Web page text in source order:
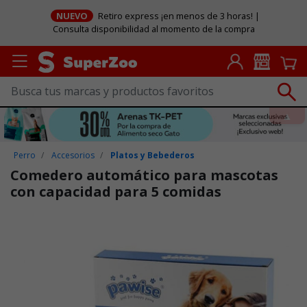
NUEVO
Retiro express ¡en menos de 3 horas! |
Consulta disponibilidad al momento de la compra
Perro Accesorios Platos y Bebederos
Comedero automático para mascotas
con capacidad para 5 comidas